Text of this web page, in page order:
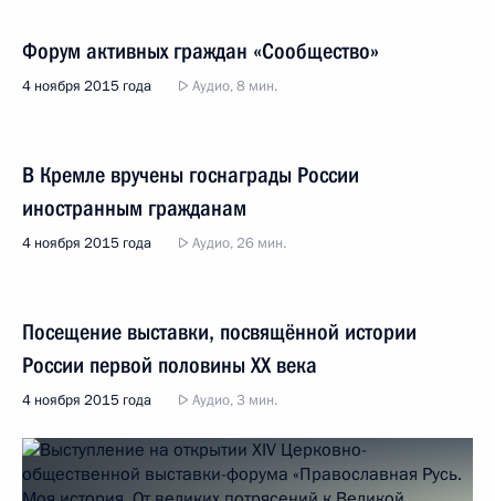
Форум активных граждан «Сообщество»
4 ноября 2015 года Аудио, 8 мин.
В Кремле вручены госнаграды России
иностранным гражданам
4 ноября 2015 года Аудио, 26 мин.
Посещение выставки, посвящённой истории
России первой половины ХХ века
4 ноября 2015 года Аудио, 3 мин.